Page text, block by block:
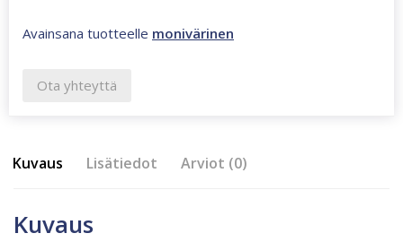
Avainsana tuotteelle monivärinen
Ota yhteyttä
Kuvaus Lisätiedot Arviot (0)
Kuvaus